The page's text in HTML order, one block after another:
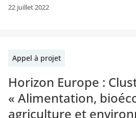
22 juillet 2022
Appel à projet
Horizon Europe :
« Alimentation,
agriculture et